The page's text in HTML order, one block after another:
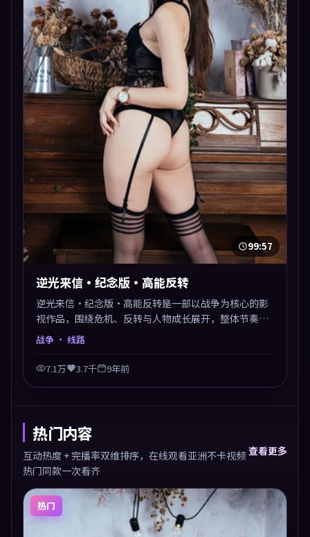
99:57
逆光来信·纪念版·高能反转
逆光来信·纪念版·高能反转是一部以战争为核心的影
视作品，围绕危机、反转与人物成长展开，整体节奏紧
凑，值得推荐观看。
战争 · 线路
7.1万 3.7千 9年前
热门内容
互动热度 + 完播率双维排序，在线观看亚洲不卡视频
热门同款一次看齐
查看更多
热门